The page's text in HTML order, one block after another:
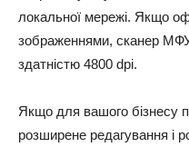
локальної мережі. Якщо
зображеннями, сканер
здатністю 4800 dpi.
Якщо для вашого бізнесу
розширене редагування і